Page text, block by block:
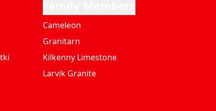
Cameleon
Granitarn
Kilkenny Limestone
Larvik Granite